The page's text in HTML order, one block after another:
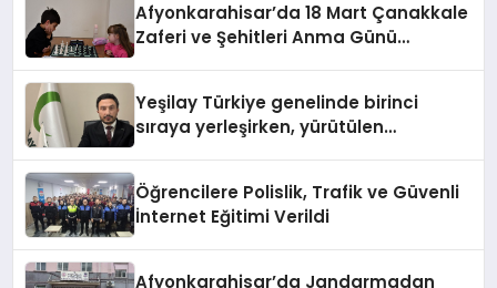
Afyonkarahisar’da 18 Mart Çanakkale
Zaferi ve Şehitleri Anma Günü
Yeşilay Türkiye genelinde birinci
sıraya yerleşirken, yürütülen
Öğrencilere Polislik, Trafik ve Güvenli
İnternet Eğitimi Verildi
Afyonkarahisar’da Jandarmadan